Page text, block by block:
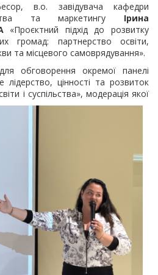
в.о. завідувача кафедри
та маркетингу Ірина
«Проєктний підхід до розвитку
громад: партнерство освіти,
та місцевого самоврядування».
обговорення окремої панелі
лідерство, цінності та розвиток
і суспільства», модерація якої